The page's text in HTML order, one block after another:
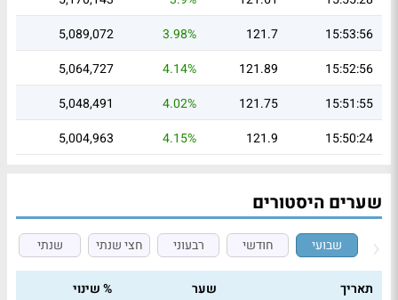
15:53:56
121.7
3.98%
5,089,072
15:52:56
121.89
4.14%
5,064,727
15:51:55
121.75
4.02%
5,048,491
15:50:24
121.9
4.15%
5,004,963
שערים היסטורים
שבועי חודשי רבעוני חצי שנתי שנתי
תאריך שער
% שינוי